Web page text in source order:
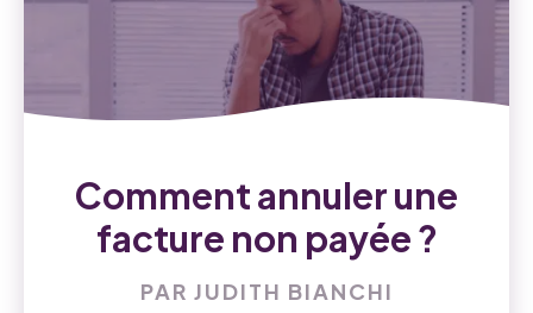
Comment annuler une
facture non payée ?
PAR JUDITH BIANCHI